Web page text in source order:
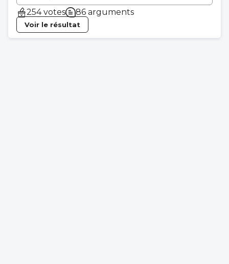
254 votes
86 arguments
Voir le résultat